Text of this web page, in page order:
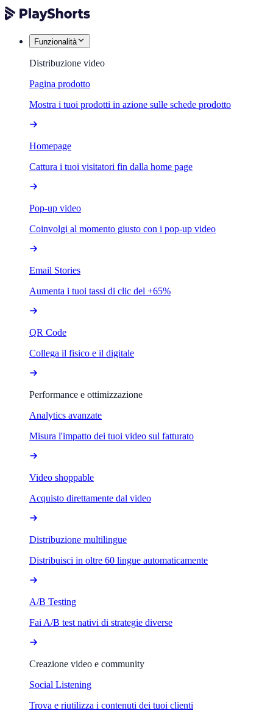
Funzionalità
Distribuzione video
Pagina prodotto
Mostra i tuoi prodotti in azione sulle schede prodotto
Homepage
Cattura i tuoi visitatori fin dalla home page
Pop-up video
Coinvolgi al momento giusto con i pop-up video
Email Stories
Aumenta i tuoi tassi di clic del +65%
QR Code
Collega il fisico e il digitale
Performance e ottimizzazione
Analytics avanzate
Misura l'impatto dei tuoi video sul fatturato
Video shoppable
Acquisto direttamente dal video
Distribuzione multilingue
Distribuisci in oltre 60 lingue automaticamente
A/B Testing
Fai A/B test nativi di strategie diverse
Creazione video e community
Social Listening
Trova e riutilizza i contenuti dei tuoi clienti